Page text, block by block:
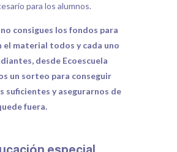
para los alumnos.
no consigues los fondos para
el material todos y cada uno
desde Ecoescuela
un sorteo para conseguir
suficientes y asegurarnos de
fuera.